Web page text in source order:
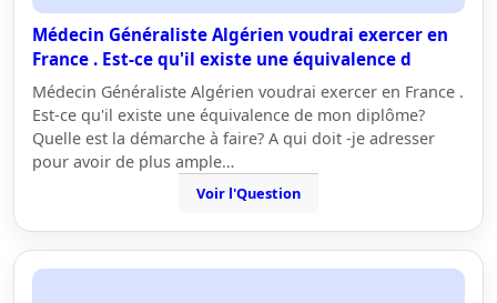
Médecin Généraliste Algérien voudrai exercer en
France . Est-ce qu'il existe une équivalence d
Médecin Généraliste Algérien voudrai exercer en France .
Est-ce qu'il existe une équivalence de mon diplôme?
Quelle est la démarche à faire? A qui doit -je adresser
pour avoir de plus ample…
Voir l'Question